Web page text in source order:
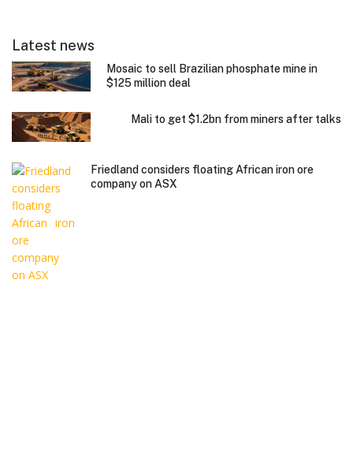
Latest news
Mosaic to sell Brazilian phosphate mine in
$125 million deal
Mali to get $1.2bn from miners after talks
Friedland considers floating African iron ore
company on ASX